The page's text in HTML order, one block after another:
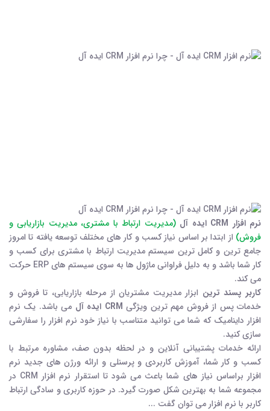
نرم افزار CRM ایده آل
(مدیریت ارتباط با مشتری، مدیریت بازاریابی و
فروش) از ابتدا بر اساس نیاز کسب و کار های مختلف توسعه یافته تا امروز
جامع ترین و کامل ترین سیستم مدیریت ارتباط با مشتری برای کسب و
کار شما باشد و به دلیل فراوانی ماژول ها به سوی سیستم های ERP حرکت
می کند.
کاربر پسند ترین ابزار مدیریت مشتریان از مرحله بازاریابی، تا فروش و
خدمات پس از فروش مهم ترین ویژگی CRM ایده آل
می باشد. یک نرم
افزار داینامیک که شما می توانید متناسب با نیاز خود نرم افزار را سفارشی
سازی کنید.
ارائه خدمات پشتیبانی آنلاین و در لحظه بدون صف، مشاوره مرتبط با
کسب و کار شما، آموزش کاربردي و پرسنلي و ارائه ورژن های جدید نرم
افزار براساس نیاز های شما باعث می شود تا استقرار نرم افزار CRM در
مجموعه شما به بهترین شکل صورت گیرد. در حوزه کاربری و سادگی ارتباط
کاربر با نرم افزار می توان گفت ...